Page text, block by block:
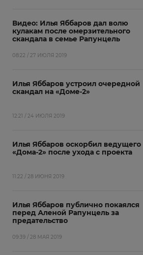
Видео: Илья Яббаров дал волю
кулакам после омерзительного
скандала в семье Рапунцель
08:22 / 27 ИЮЛЯ 2019
Илья Яббаров устроил очередной
скандал на «Доме-2»
12:21 / 24 ИЮЛЯ 2019
Илья Яббаров оскорбил ведущего
«Дома-2» после ухода с проекта
11:22 / 28 ИЮНЯ 2019
Илья Яббаров публично покаялся
перед Аленой Рапунцель за
предательство
09:39 / 28 МАЯ 2019